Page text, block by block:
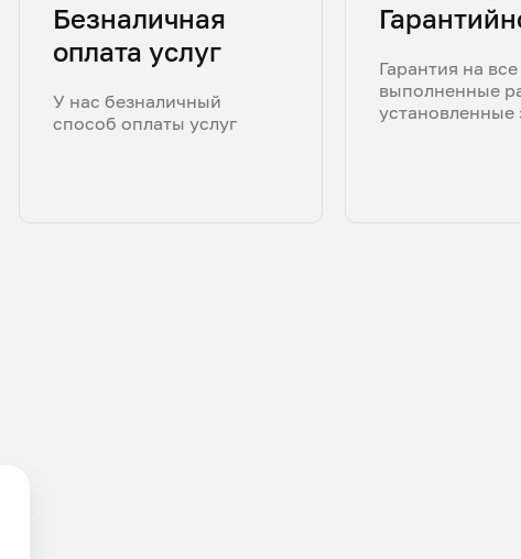
Безналичная
оплата услуг
У нас безналичный
способ оплаты услуг
Гарантия на все
выполненные
установленные